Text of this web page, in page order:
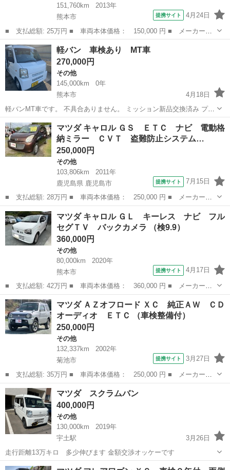
151,760km
2013年
熊本市
提携サイト 4月24日
■ 支払総額: 25万円 ■ 車両本体価格： 150,000 円 ■ メーカー
名： マツダ ■ 車種名： フレアワゴン ■ グレード名： ＸＧ
ＥＴＣ 両側スライドドア ナビ スマートキー アイドリングスト
ップ ベンチシー...
熊本 熊本市
軽バン 車検あり MT車
270,000円
その他
145,000km
0年
熊本市
4月18日
軽バンMT車です。 不具合ありません。 ミッション新品交換済み プラ
グ新品交換済み 令和8年4月7日車検いれました。 車検時にバッテリー
交換しました。 走行14万キロ代 車検あり 作業車でしたので汚れはあ
りま...
熊本 熊本市 その他
マツダ キャロル ＧＳ ＥＴＣ ナビ 電動格
納ミラー ＣＶＴ 盗難防止システム…
250,000円
その他
103,806km
2011年
鹿児島県 鹿児島市
提携サイト 7月15日
■ 支払総額: 28万円 ■ 車両本体価格： 250,000 円 ■ メーカー
名： マツダ ■ 車種名： キャロル ■ グレード名： ＧＳ ＥＴ
Ｃ ナビ 電動格納ミラー ＣＶＴ 盗難防止システム ＡＢＳ Ｃ
Ｄ ＵＳＢ ミュ...
鹿児島 鹿児島市 その他
マツダ キャロル ＧＬ キーレス ナビ フル
セグＴＶ バックカメラ （検9.9）
360,000円
その他
80,000km
2020年
熊本市
提携サイト 4月17日
■ 支払総額: 42万円 ■ 車両本体価格： 360,000 円 ■ メーカー
名： マツダ ■ 車種名： キャロル ■ グレード名： ＧＬ キー
レス ナビ フルセグＴＶ バックカメラ ■ 排気量： 660cc ■ ド
ア枚数...
熊本 熊本市 その他
マツダ ＡＺオフロード ＸＣ 純正ＡＷ ＣＤ
オーディオ ＥＴＣ （車検整備付）
250,000円
その他
132,337km
2002年
菊池市
提携サイト 3月27日
■ 支払総額: 35万円 ■ 車両本体価格： 250,000 円 ■ メーカー
名： マツダ ■ 車種名： ＡＺオフロード ■ グレード名： Ｘ
Ｃ 純正ＡＷ ＣＤオーディオ ＥＴＣ ■ 排気量： 660cc ■ ドア
枚数： ...
熊本 菊池市 その他
マツダ スクラムバン
400,000円
その他
130,000km
2019年
宇土駅
3月26日
走行距離13万キロ 多少伸びます 金額交渉オッケーです
熊本 宇土市 宇土駅